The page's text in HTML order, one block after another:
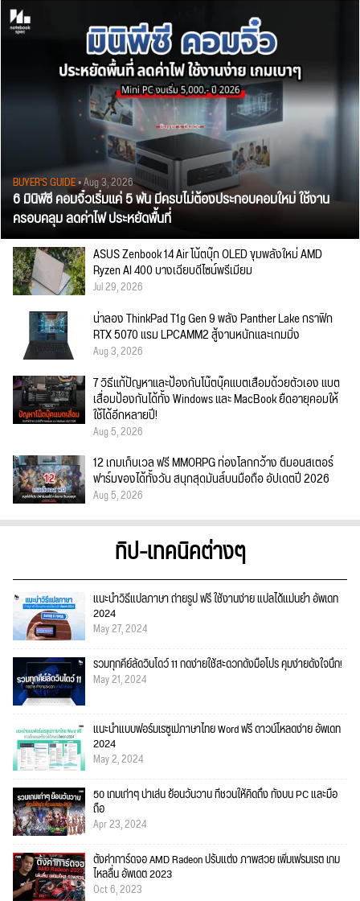
BUYER'S GUIDE• Aug 3, 2026
6 มินิพีซี คอมจิ๋วเริ่มแค่ 5 พัน มีครบไม่ต้องประกอบคอมใหม่ ใช้งาน
ครอบคลุม ลดค่าไฟ ประหยัดพื้นที่
ASUS Zenbook 14 Air โน้ตบุ๊ก OLED ขุมพลังใหม่ AMD
Ryzen AI 400 บางเฉียบดีไซน์พรีเมียม
Jul 29, 2026
น่าลอง ThinkPad T1g Gen 9 พลัง Panther Lake กราฟิก
RTX 5070 แรม LPCAMM2 สู้งานหนักและเกมมิ่ง
Aug 3, 2026
7 วิธีแก้ปัญหาและป้องกันโน๊ตบุ๊คแบตเสื่อมด้วยตัวเอง แบต
เสื่อมป้องกันได้ทั้ง Windows และ MacBook ยืดอายุคอมให้
ใช้ได้อีกหลายปี!
Aug 5, 2026
12 เกมเก็บเวล ฟรี MMORPG ท่องโลกกว้าง ตีมอนสเตอร์
ฟาร์มของได้ทั้งวัน สนุกสุดมันส์บนมือถือ อัปเดตปี 2026
Aug 5, 2026
ทิป-เทคนิคต่างๆ
แนะนำวิธีแปลภาษา ถ่ายรูป ฟรี ใช้งานง่าย แปลได้แม่นยำ อัพเดท
2024
May 27, 2024
รวมทุกคีย์ลัดวินโดว์ 11 กดง่ายใช้สะดวกดั่งมือโปร คุมง่ายดั่งใจนึก!
May 21, 2024
แนะนำแบบฟอร์มเรซูเม่ภาษาไทย Word ฟรี ดาวน์โหลดง่าย อัพเดท
2024
May 2, 2024
50 เกมเก่าๆ น่าเล่น ย้อนวันวาน ที่ชวนให้คิดถึง ทั้งบน PC และมือ
ถือ
Apr 23, 2024
ตั้งค่าการ์ดจอ AMD Radeon ปรับแต่ง ภาพสวย เพิ่มเฟรมเรต เกม
ไหลลื่น อัพเดต 2023
Oct 6, 2023